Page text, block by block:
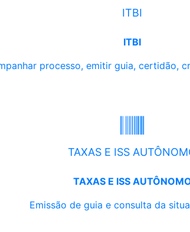
ITBI
ITBI
processo, emitir guia, certidão,
TAXAS E ISS
TAXAS E ISS
Emissão de guia e consulta da